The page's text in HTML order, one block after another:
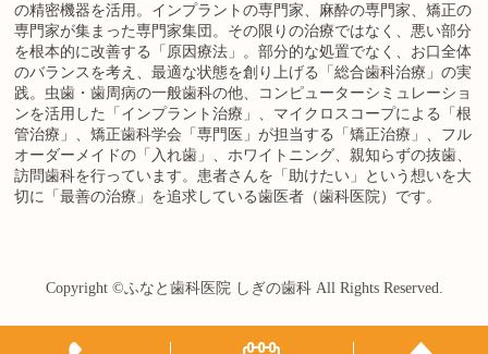
の精密機器を活用。インプラントの専門家、麻酔の専門家、矯正の
専門家が集まった専門家集団。その限りの治療ではなく、悪い部分
を根本的に改善する「原因療法」。部分的な処置でなく、お口全体
のバランスを考え、最適な状態を創り上げる「総合歯科治療」の実
践。虫歯・歯周病の一般歯科の他、コンピューターシミュレーショ
ンを活用した「インプラント治療」、マイクロスコープによる「根
管治療」、矯正歯科学会「専門医」が担当する「矯正治療」、フル
オーダーメイドの「入れ歯」、ホワイトニング、親知らずの抜歯、
訪問歯科を行っています。患者さんを「助けたい」という想いを大
切に「最善の治療」を追求している歯医者（歯科医院）です。
Copyright ©ふなと歯科医院 しぎの歯科All Rights Reserved.